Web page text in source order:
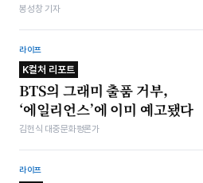
봉성창 기자
라이프
K컬처 리포트
BTS의 그래미 출품 거부,
‘에일리언스’에 이미 예고됐다
김헌식 대중문화평론가
라이프